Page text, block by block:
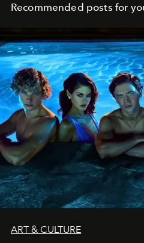
Recommended posts for
ART & CULTURE